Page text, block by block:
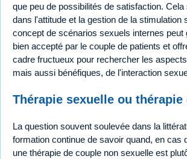
que peu de possibilités de satisfaction.
dans l'attitude et la gestion de la stimulation
concept de scénarios sexuels internes peut
bien accepté par le couple de patients et
cadre fructueux pour rechercher les
mais aussi bénéfiques, de l'interaction
Thérapie sexuelle ou thérapie
La question souvent soulevée dans la
formation continue de savoir quand, en cas
une thérapie de couple non sexuelle est